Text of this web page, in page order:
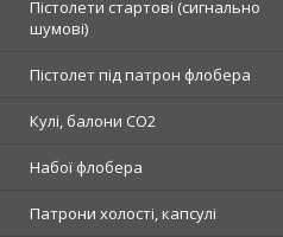
Пістолети стартові (сигнально
шумові)
Пістолет під патрон флобера
Кулі, балони СО2
Набої флобера
Патрони холості, капсулі